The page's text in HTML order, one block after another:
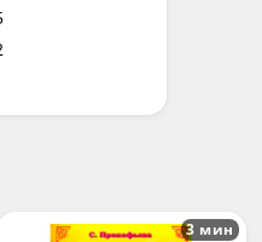
3 мин